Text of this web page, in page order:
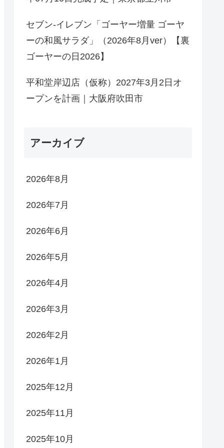
セブン-イレブン「ゴーヤー増量 ゴーヤ
ーの和風サラダ」（2026年8月ver）【裏
ゴーヤーの日2026】
平和堂岸辺店（仮称）2027年3月2日オ
ープンを計画｜大阪府吹田市
アーカイブ
2026年8月
2026年7月
2026年6月
2026年5月
2026年4月
2026年3月
2026年2月
2026年1月
2025年12月
2025年11月
2025年10月